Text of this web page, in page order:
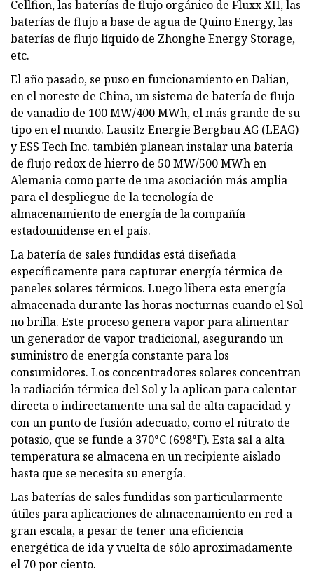
Cellfion, las baterías de flujo orgánico de Fluxx XII, las
baterías de flujo a base de agua de Quino Energy, las
baterías de flujo líquido de Zhonghe Energy Storage,
etc.
El año pasado, se puso en funcionamiento en Dalian,
en el noreste de China, un sistema de batería de flujo
de vanadio de 100 MW/400 MWh, el más grande de su
tipo en el mundo. Lausitz Energie Bergbau AG (LEAG)
y ESS Tech Inc. también planean instalar una batería
de flujo redox de hierro de 50 MW/500 MWh en
Alemania como parte de una asociación más amplia
para el despliegue de la tecnología de
almacenamiento de energía de la compañía
estadounidense en el país.
La batería de sales fundidas está diseñada
específicamente para capturar energía térmica de
paneles solares térmicos. Luego libera esta energía
almacenada durante las horas nocturnas cuando el Sol
no brilla. Este proceso genera vapor para alimentar
un generador de vapor tradicional, asegurando un
suministro de energía constante para los
consumidores. Los concentradores solares concentran
la radiación térmica del Sol y la aplican para calentar
directa o indirectamente una sal de alta capacidad y
con un punto de fusión adecuado, como el nitrato de
potasio, que se funde a 370°C (698°F). Esta sal a alta
temperatura se almacena en un recipiente aislado
hasta que se necesita su energía.
Las baterías de sales fundidas son particularmente
útiles para aplicaciones de almacenamiento en red a
gran escala, a pesar de tener una eficiencia
energética de ida y vuelta de sólo aproximadamente
el 70 por ciento.